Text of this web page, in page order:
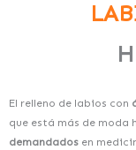
El relleno de labios con
que está más de moda
demandados en